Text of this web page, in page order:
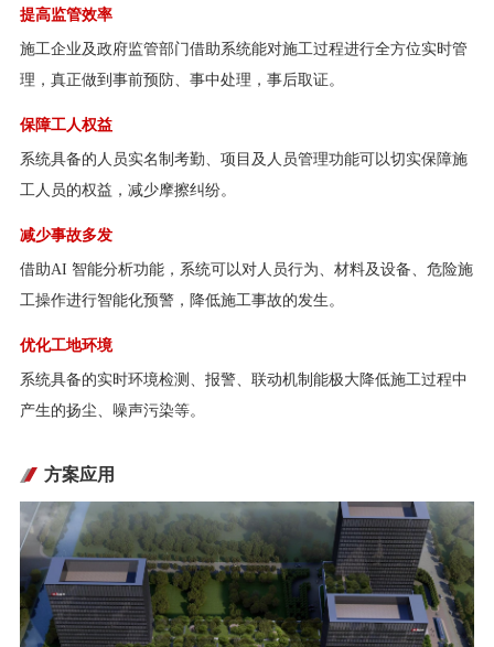
提高监管效率
施工企业及政府监管部门借助系统能对施工过程进行全方位实时管
理，真正做到事前预防、事中处理，事后取证。
保障工人权益
系统具备的人员实名制考勤、项目及人员管理功能可以切实保障施
工人员的权益，减少摩擦纠纷。
减少事故多发
借助AI 智能分析功能，系统可以对人员行为、材料及设备、危险施
工操作进行智能化预警，降低施工事故的发生。
优化工地环境
系统具备的实时环境检测、报警、联动机制能极大降低施工过程中
产生的扬尘、噪声污染等。
方案应用